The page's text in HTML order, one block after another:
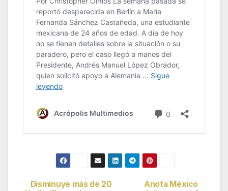
Anota México
Disminuye más de 20